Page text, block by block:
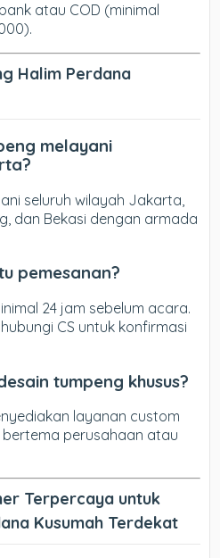
atau COD (minimal
Halim Perdana
melayani
seluruh wilayah Jakarta,
dan Bekasi dengan armada
pemesanan?
24 jam sebelum acara.
CS untuk konfirmasi
tumpeng khusus?
layanan custom
perusahaan atau
Terpercaya untuk
Kusumah Terdekat